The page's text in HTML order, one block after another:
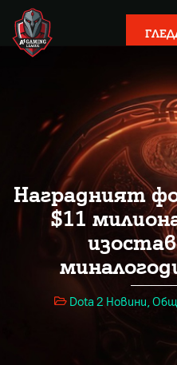
Наградният
$11
Dota 2 Новини